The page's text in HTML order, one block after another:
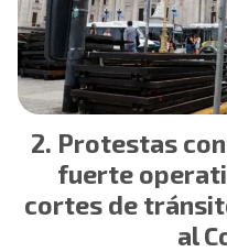
Protestas
fuerte
cortes de
al